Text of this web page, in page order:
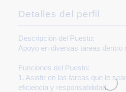
Detalles del perfil
Descripción del Puesto:
Apoyo en diversas tareas dentro
Funciones del Puesto:
1. Asistir en las tareas que le
eficiencia y responsabilidad.